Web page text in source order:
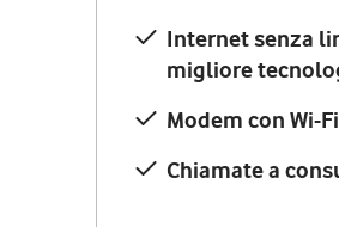
Internet senza
migliore
Modem con Wi-
Chiamate a